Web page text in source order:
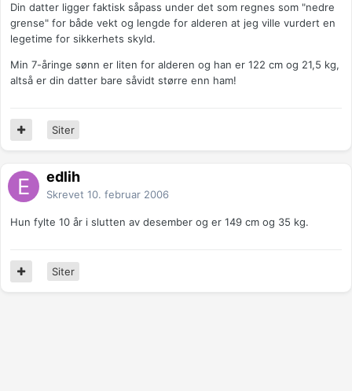
Din datter ligger faktisk såpass under det som regnes som "nedre
grense" for både vekt og lengde for alderen at jeg ville vurdert en
legetime for sikkerhets skyld.
Min 7-åringe sønn er liten for alderen og han er 122 cm og 21,5 kg,
altså er din datter bare såvidt større enn ham!
Siter
edlih
Skrevet 10. februar 2006
Hun fylte 10 år i slutten av desember og er 149 cm og 35 kg.
Siter